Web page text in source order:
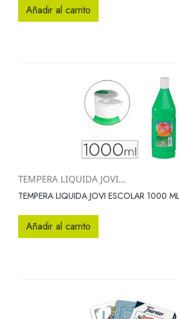
Añadir al carrito
TEMPERA LIQUIDA JOVI...
TEMPERA LIQUIDA JOVI ESCOLAR 1000
Añadir al carrito